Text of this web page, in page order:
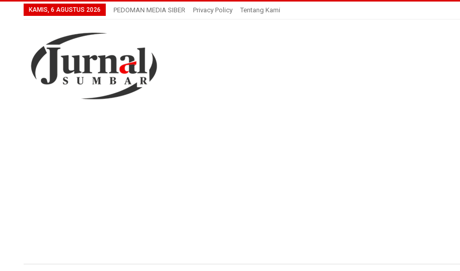
KAMIS, 6 AGUSTUS 2026 PEDOMAN MEDIA SIBER Privacy Policy Tentang Kami